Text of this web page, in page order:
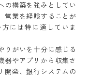
の構築を強みとしてい
営業を経験することが
には特に適していま
りがいを十分に感じる
器やアプリから収集さ
開発、銀行システムの